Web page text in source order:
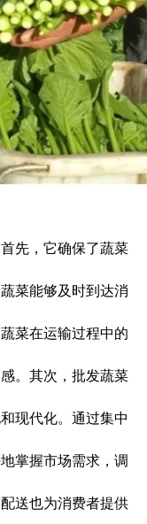
先，它确保了蔬菜
菜能够及时到达消
菜在运输过程中的
。其次，批发蔬菜
现代化。通过集中
掌握市场需求，调
送也为消费者提供